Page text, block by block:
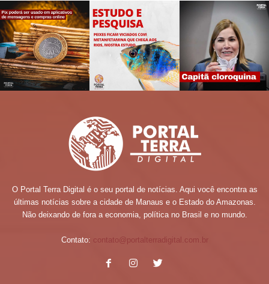
O Portal Terra Digital é o seu portal de notícias. Aqui você encontra as
últimas notícias sobre a cidade de Manaus e o Estado do Amazonas.
Não deixando de fora a economia, política no Brasil e no mundo.
Contato: contato@portalterradigital.com.br